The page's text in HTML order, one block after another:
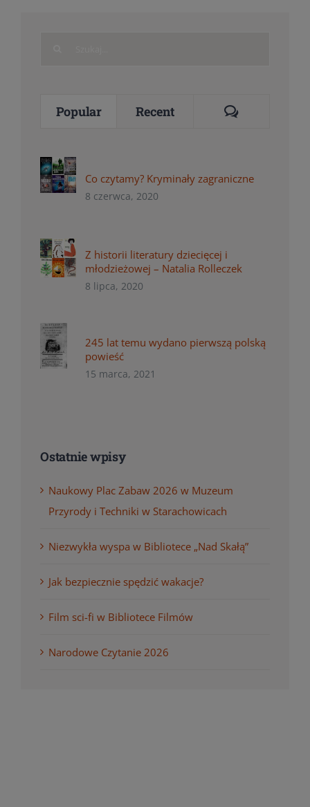
Popular Recent Comments
Co czytamy? Kryminały zagraniczne
8 czerwca, 2020
Z historii literatury dziecięcej i
młodzieżowej – Natalia Rolleczek
8 lipca, 2020
245 lat temu wydano pierwszą polską
powieść
15 marca, 2021
Ostatnie wpisy
Naukowy Plac Zabaw 2026 w Muzeum
Przyrody i Techniki w Starachowicach
Niezwykła wyspa w Bibliotece „Nad Skałą”
Jak bezpiecznie spędzić wakacje?
Film sci-fi w Bibliotece Filmów
Narodowe Czytanie 2026